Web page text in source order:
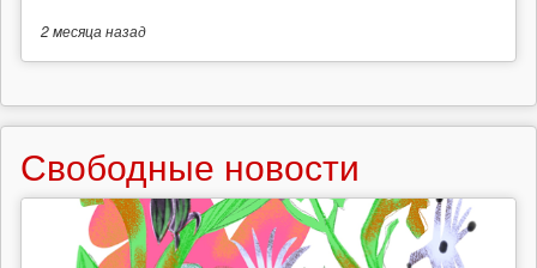
2 месяцаназад
Свободные новости